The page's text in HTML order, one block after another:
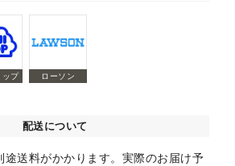
ップ ローソン
配送について
途送料がかかります。実際のお届け予